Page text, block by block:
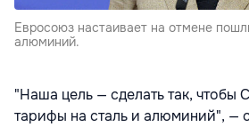
Евросоюз настаивает на отмене
алюминий.
"Наша цель — сделать так, чтобы
тарифы на сталь и алюминий", —